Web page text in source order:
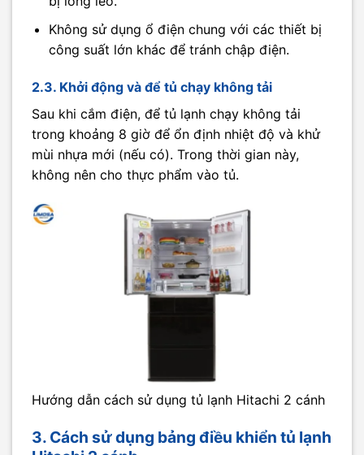
Không sử dụng ổ điện chung với các thiết bị
công suất lớn khác để tránh chập điện.
2.3. Khởi động và để tủ chạy không tải
Sau khi cắm điện, để tủ lạnh chạy không tải
trong khoảng 8 giờ để ổn định nhiệt độ và khử
mùi nhựa mới (nếu có). Trong thời gian này,
không nên cho thực phẩm vào tủ.
Hướng dẫn cách sử dụng tủ lạnh Hitachi 2 cánh
3. Cách sử dụng bảng điều khiển tủ lạnh